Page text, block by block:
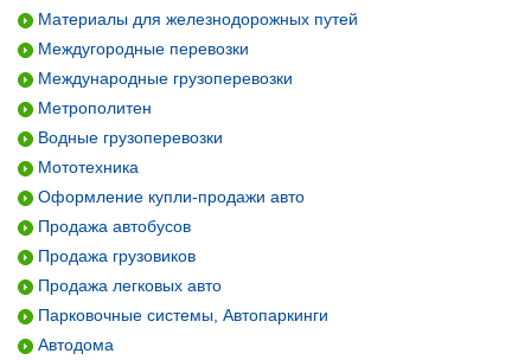
Материалы для железнодорожных путей
Междугородные перевозки
Международные грузоперевозки
Метрополитен
Водные грузоперевозки
Мототехника
Оформление купли-продажи авто
Продажа автобусов
Продажа грузовиков
Продажа легковых авто
Парковочные системы, Автопаркинги
Автодома